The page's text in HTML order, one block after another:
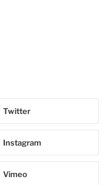
Twitter
Instagram
Vimeo